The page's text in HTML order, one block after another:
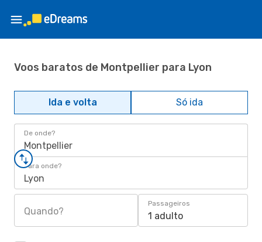
Voos baratos de Montpellier para Lyon
Ida e volta Só ida
De onde?
Montpellier
Para onde?
Lyon
Quando?
Passageiros
1 adulto